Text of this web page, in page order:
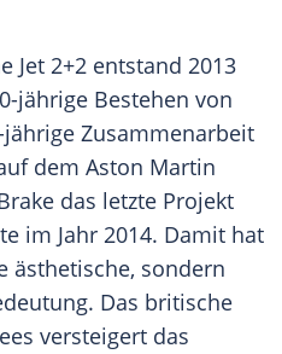
Jet 2+2 entstand 2013
jährige Bestehen von
Zusammenarbeit
dem Aston Martin
das letzte Projekt
im Jahr 2014. Damit hat
ästhetische, sondern
Das britische
versteigert das